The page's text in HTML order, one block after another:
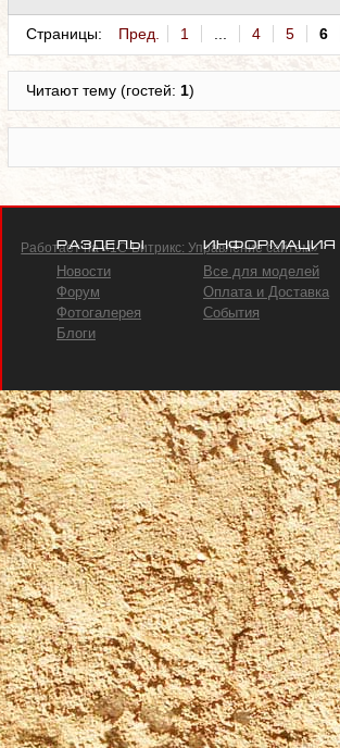
Страницы: Пред. 1 ... 4 5 6
Читают тему (гостей:1)
Разделы
Новости
Форум
Фотогалерея
Блоги
Информация
Все для моделей
Оплата и Доставка
События
Работает на «1С-Битрикс: Управление сайтом»